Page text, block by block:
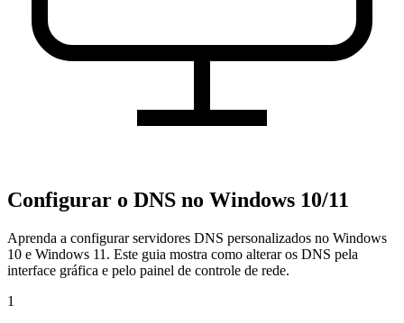
Configurar o DNS no Windows 10/11
Aprenda a configurar servidores DNS personalizados no Windows
10 e Windows 11. Este guia mostra como alterar os DNS pela
interface gráfica e pelo painel de controle de rede.
1